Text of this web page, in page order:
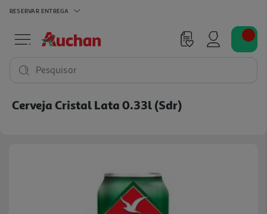
RESERVAR ENTREGA
Pesquisar
Cerveja Cristal Lata 0.33l (sdr)